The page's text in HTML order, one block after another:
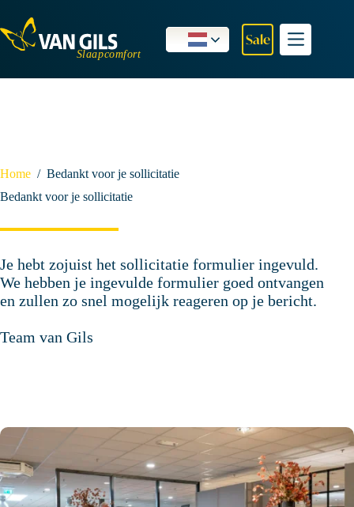
de
inhoud
Sale
Home / Bedankt voor je sollicitatie
Bedankt voor je sollicitatie
Je hebt zojuist het sollicitatie formulier ingevuld.
We hebben je ingevulde formulier goed ontvangen
en zullen zo snel mogelijk reageren op je bericht.
Team van Gils